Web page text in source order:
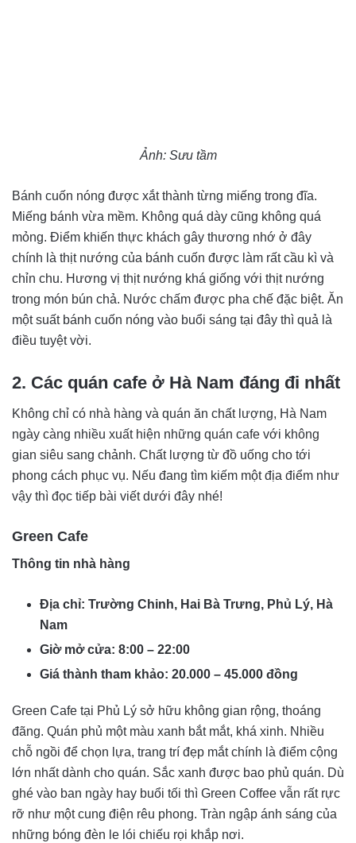
Ảnh: Sưu tầm
Bánh cuốn nóng được xắt thành từng miếng trong đĩa.
Miếng bánh vừa mềm. Không quá dày cũng không quá
mỏng. Điểm khiến thực khách gây thương nhớ ở đây
chính là thịt nướng của bánh cuốn được làm rất cầu kì và
chỉn chu. Hương vị thịt nướng khá giống với thịt nướng
trong món bún chả. Nước chấm được pha chế đặc biệt. Ăn
một suất bánh cuốn nóng vào buổi sáng tại đây thì quả là
điều tuyệt vời.
2. Các quán cafe ở Hà Nam đáng đi nhất
Không chỉ có nhà hàng và quán ăn chất lượng, Hà Nam
ngày càng nhiều xuất hiện những quán cafe với không
gian siêu sang chảnh. Chất lượng từ đồ uống cho tới
phong cách phục vụ. Nếu đang tìm kiếm một địa điểm như
vậy thì đọc tiếp bài viết dưới đây nhé!
Green Cafe
Thông tin nhà hàng
Địa chỉ: Trường Chinh, Hai Bà Trưng, Phủ Lý, Hà
Nam
Giờ mở cửa: 8:00 – 22:00
Giá thành tham khảo: 20.000 – 45.000 đồng
Green Cafe tại Phủ Lý sở hữu không gian rộng, thoáng
đãng. Quán phủ một màu xanh bắt mắt, khá xinh. Nhiều
chỗ ngồi để chọn lựa, trang trí đẹp mắt chính là điểm cộng
lớn nhất dành cho quán. Sắc xanh được bao phủ quán. Dù
ghé vào ban ngày hay buổi tối thì Green Coffee vẫn rất rực
rỡ như một cung điện rêu phong. Tràn ngập ánh sáng của
những bóng đèn le lói chiếu rọi khắp nơi.